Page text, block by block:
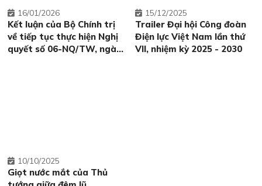
Kết luận của Bộ Chính trị
về tiếp tục thực hiện Nghị
quyết số 06-NQ/TW, ngày
16 01/2026
Trailer Đại hội Công đoàn
Điện lực Việt Nam lần thứ
VII, nhiệm kỳ 2025 - 2030
15 12/2025
Giọt nước mắt của Thủ
10 10/2025